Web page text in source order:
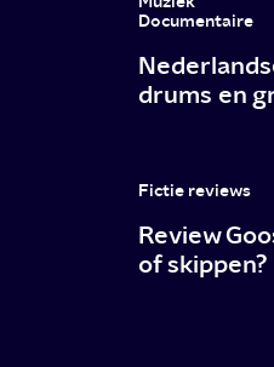
Documentaire
drums en
Fictie reviews
Review
of skippen?